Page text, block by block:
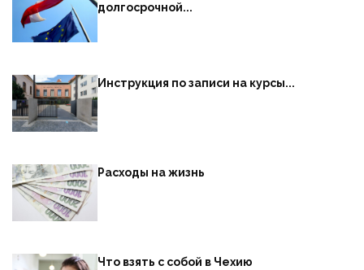
долгосрочной...
Инструкция по записи на курсы...
Расходы на жизнь
Что взять с собой в Чехию